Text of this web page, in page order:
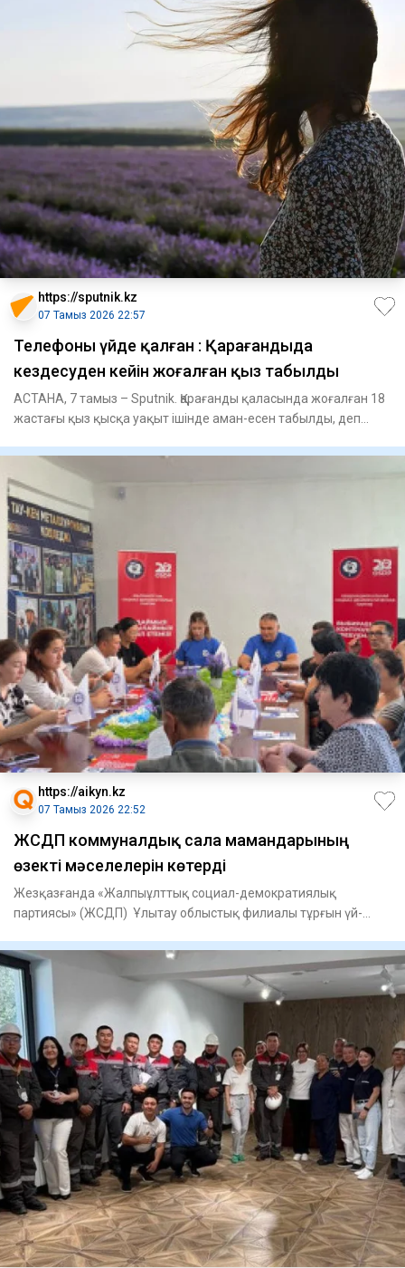
https://sputnik.kz
07 Тамыз 2026 22:57
Телефоны үйде қалған : Қарағандыда
кездесуден кейін жоғалған қыз табылды
АСТАНА, 7 тамыз – Sputnik. Қарағанды қаласында жоғалған 18
жастағы қыз қысқа уақыт ішінде аман-есен табылды, деп
https://aikyn.kz
07 Тамыз 2026 22:52
ЖСДП коммуналдық сала мамандарының
өзекті мәселелерін көтерді
Жезқазғанда «Жалпыұлттық социал-демократиялық
партиясы» (ЖСДП) Ұлытау облыстық филиалы тұрғын үй-